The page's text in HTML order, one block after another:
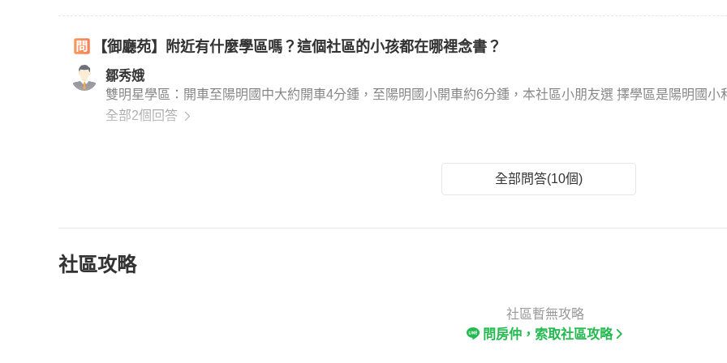
【御廳苑】附近有什麼學區嗎？這個社區的小孩都在哪裡念書？
鄒秀娥
雙明星學區：開車至陽明國中大約開車4分鍾，至陽明國小開車約6分鍾，本社區小朋友選 擇學區是陽明國小
全部2個回答
全部問答(10個)
社區攻略
社區暫無攻略
問房仲，索取社區攻略